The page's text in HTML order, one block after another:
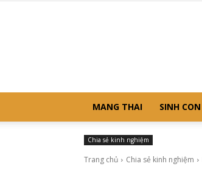
MANG THAI SINH CON
Chia sẻ kinh nghiệm
Trang chủ Chia sẻ kinh nghiệm